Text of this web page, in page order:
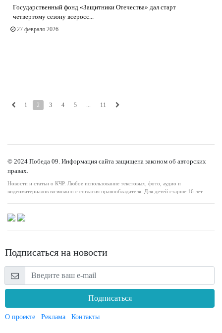
Государственный фонд «Защитники Отечества» дал старт
четвертому сезону всеросс...
27 февраля 2026
1 2 3 4 5 ... 11
© 2024 Победа 09. Информация сайта защищена законом об авторских
правах.
Новости и статьи о КЧР. Любое использование текстовых, фото, аудио и
видеоматериалов возможно с согласия правообладателя. Для детей старше 16 лет.
Подписаться на новости
Подписаться
О проекте Реклама Контакты